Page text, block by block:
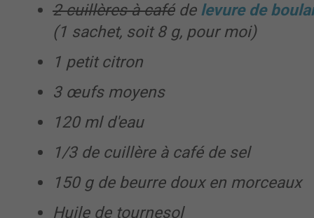
2 cuillères à caféde levure de
(1 sachet, soit 8 g, pour moi)
1 petit citron
3 œufs moyens
120 ml d'eau
1/3 de cuillère à café de sel
150 g de beurre doux en morceaux
Huile de tournesol